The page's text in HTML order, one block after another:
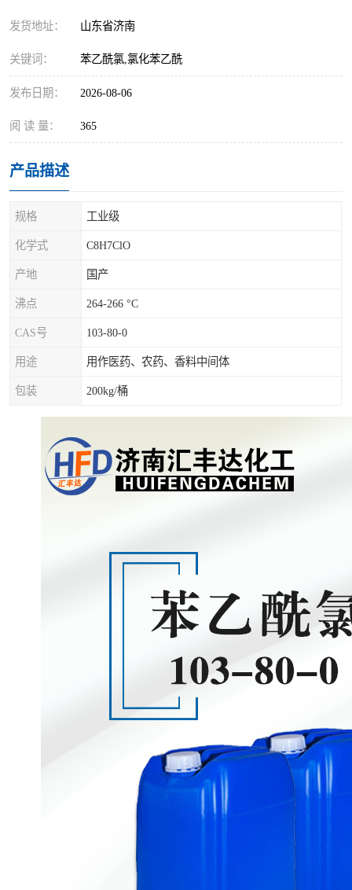
发货地址： 山东省济南
关键词： 苯乙酰氯,氯化苯乙酰
发布日期： 2026-08-06
阅 读 量： 365
产品描述
规格 工业级
化学式 C8H7ClO
产地 国产
沸点 264-266 °C
CAS号 103-80-0
用途 用作医药、农药、香料中间体
包装 200kg/桶
酯类
烷烃化工原料